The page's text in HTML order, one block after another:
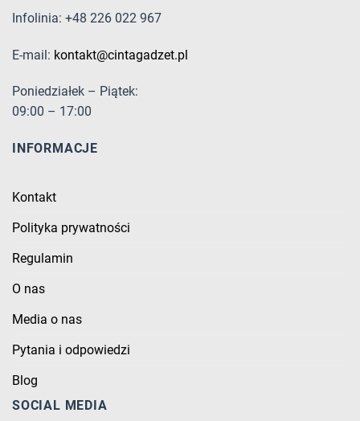
Infolinia: +48 226 022 967
E-mail: kontakt@cintagadzet.pl
Poniedziałek – Piątek:
09:00 – 17:00
INFORMACJE
Kontakt
Polityka prywatności
Regulamin
O nas
Media o nas
Pytania i odpowiedzi
Blog
SOCIAL MEDIA